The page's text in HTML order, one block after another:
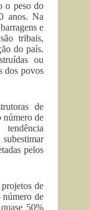
o peso do
anos. Na
e
tribais,
do país.
ou
dos povos
de
número de
pelos
de
número de
50%